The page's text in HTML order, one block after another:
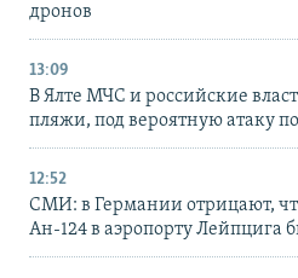
дронов
13:09
В Ялте МЧС и российские
пляжи, под вероятную атаку
12:52
СМИ: в Германии отрицают,
Ан-124 в аэропорту Лейпцига